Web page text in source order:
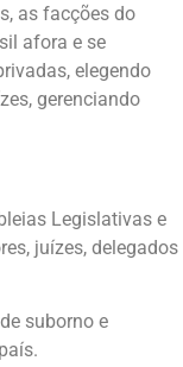
as facções do
afora e se
elegendo
gerenciando
Legislativas e
juízes, delegados
suborno e